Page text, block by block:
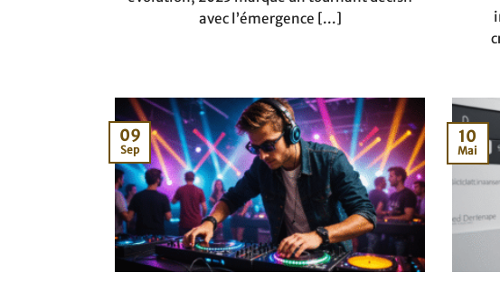
avec l’émergence [...]
09
Sep
10
Mai